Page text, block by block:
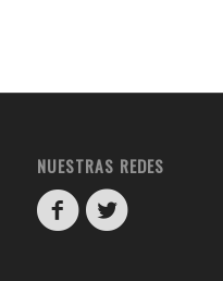
NUESTRAS REDES